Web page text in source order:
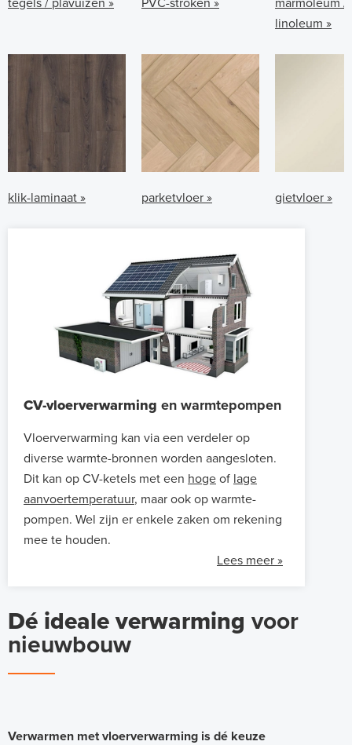
linoleum »
klik-laminaat » parketvloer » gietvloer »
CV-vloerverwarming en warmtepompen
Vloerverwarming kan via een verdeler op
diverse warmte-bronnen worden aangesloten.
Dit kan op CV-ketels met een hoge of lage
aanvoertemperatuur, maar ook op warmte-
pompen. Wel zijn er enkele zaken om rekening
mee te houden.
Lees meer »
Dé ideale verwarming voor
nieuwbouw
Verwarmen met vloerverwarming is dé keuze